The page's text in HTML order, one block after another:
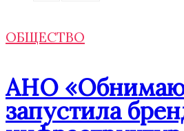
ОБЩЕСТВО
АНО «Обнимаю
запустила